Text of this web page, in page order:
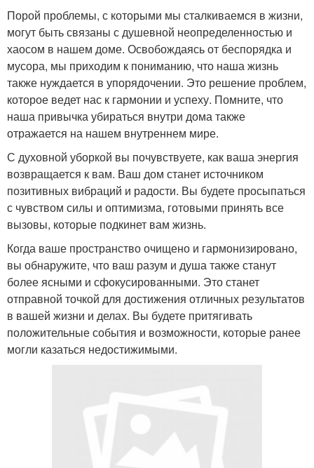
Порой проблемы, с которыми мы сталкиваемся в жизни,
могут быть связаны с душевной неопределенностью и
хаосом в нашем доме. Освобождаясь от беспорядка и
мусора, мы приходим к пониманию, что наша жизнь
также нуждается в упорядочении. Это решение проблем,
которое ведет нас к гармонии и успеху. Помните, что
наша привычка убираться внутри дома также
отражается на нашем внутреннем мире.
С духовной уборкой вы почувствуете, как ваша энергия
возвращается к вам. Ваш дом станет источником
позитивных вибраций и радости. Вы будете просыпаться
с чувством силы и оптимизма, готовыми принять все
вызовы, которые подкинет вам жизнь.
Когда ваше пространство очищено и гармонизировано,
вы обнаружите, что ваш разум и душа также станут
более ясными и сфокусированными. Это станет
отправной точкой для достижения отличных результатов
в вашей жизни и делах. Вы будете притягивать
положительные события и возможности, которые ранее
могли казаться недостижимыми.